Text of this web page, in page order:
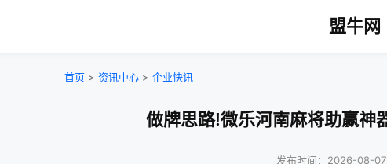
盟牛网
首页 > 资讯中心 > 企业快讯
做牌思路!微乐河南麻将助赢神
发布时间：2026-08-